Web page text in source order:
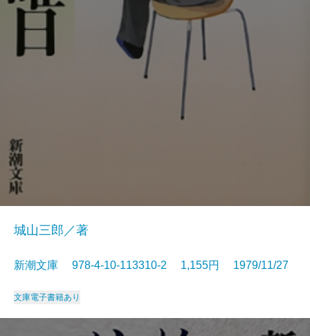
城山三郎／著
新潮文庫 978-4-10-113310-2 1,155円 1979/11/27
文庫電子書籍あり